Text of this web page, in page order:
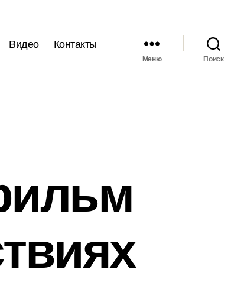
Видео Контакты
Меню Поиск